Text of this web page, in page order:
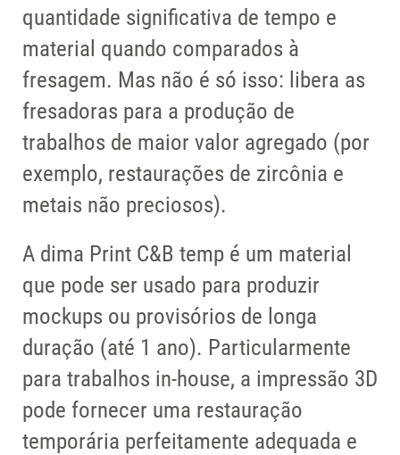
quantidade significativa de tempo e
material quando comparados à
fresagem. Mas não é só isso: libera as
fresadoras para a produção de
trabalhos de maior valor agregado (por
exemplo, restaurações de zircônia e
metais não preciosos).
A dima Print C&B temp é um material
que pode ser usado para produzir
mockups ou provisórios de longa
duração (até 1 ano). Particularmente
para trabalhos in-house, a impressão 3D
pode fornecer uma restauração
temporária perfeitamente adequada e